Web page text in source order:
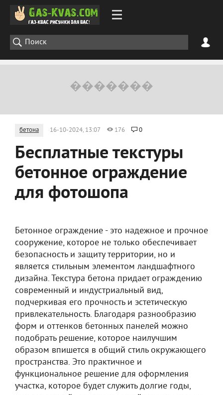
бетона 16-10-2024, 13:07 176 0
Бесплатные текстуры
бетонное ограждение
для фотошопа
Бетонное ограждение - это надежное и прочное
сооружение, которое не только обеспечивает
безопасность и защиту территории, но и
является стильным элементом ландшафтного
дизайна. Текстура бетона придает ограждению
современный и индустриальный вид,
подчеркивая его прочность и эстетическую
привлекательность. Благодаря разнообразию
форм и оттенков бетонных панелей можно
подобрать решение, которое наилучшим
образом впишется в общий стиль окружающего
пространства. Это практичное и
функциональное решение для оформления
участка, которое будет служить долгие годы,